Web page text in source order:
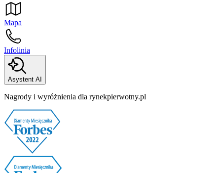
Mapa
Infolinia
Asystent AI
Nagrody i wyróżnienia dla rynekpierwotny.pl